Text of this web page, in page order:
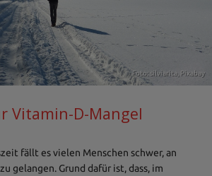
Foto: silviarita, Pixabay
Vitamin-D-Mangel
fällt es vielen Menschen schwer, an
gelangen. Grund dafür ist, dass, im